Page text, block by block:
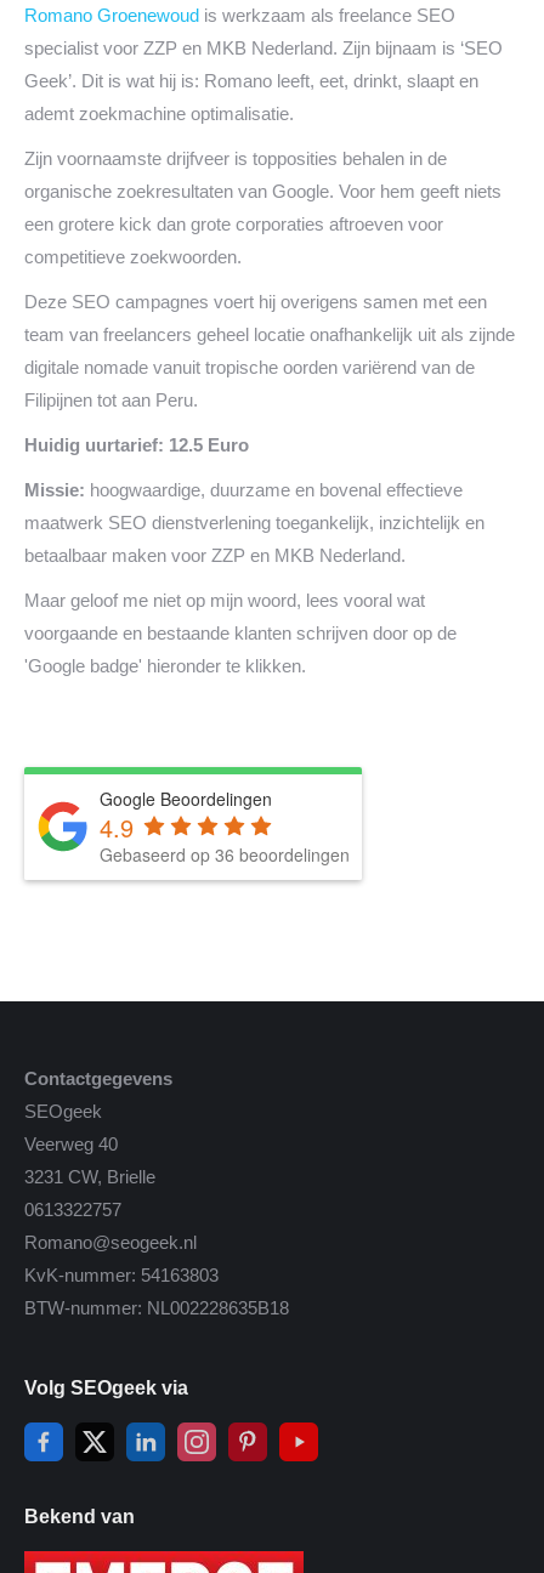
Romano Groenewoud is werkzaam als freelance SEO
specialist voor ZZP en MKB Nederland. Zijn bijnaam is ‘SEO
Geek’. Dit is wat hij is: Romano leeft, eet, drinkt, slaapt en
ademt zoekmachine optimalisatie.
Zijn voornaamste drijfveer is topposities behalen in de
organische zoekresultaten van Google. Voor hem geeft niets
een grotere kick dan grote corporaties aftroeven voor
competitieve zoekwoorden.
Deze SEO campagnes voert hij overigens samen met een
team van freelancers geheel locatie onafhankelijk uit als zijnde
digitale nomade vanuit tropische oorden variërend van de
Filipijnen tot aan Peru.
Huidig uurtarief: 12.5 Euro
Missie: hoogwaardige, duurzame en bovenal effectieve
maatwerk SEO dienstverlening toegankelijk, inzichtelijk en
betaalbaar maken voor ZZP en MKB Nederland.
Maar geloof me niet op mijn woord, lees vooral wat
voorgaande en bestaande klanten schrijven door op de
'Google badge' hieronder te klikken.
Google Beoordelingen
4.9
Gebaseerd op 36 beoordelingen
Contactgegevens
SEOgeek
Veerweg 40
3231 CW, Brielle
0613322757
Romano@seogeek.nl
KvK-nummer: 54163803
BTW-nummer: NL002228635B18
Volg SEOgeek via
Bekend van